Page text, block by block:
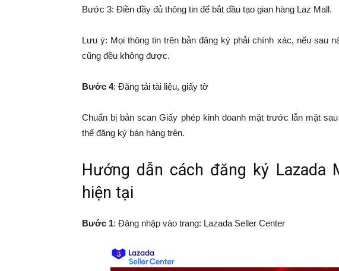
Bước 3: Điền đầy đủ thông tin để bắt đầu tạo gian hàng Laz Mall.
Lưu ý: Mọi thông tin trên bản đăng ký phải chính xác, nếu sau
cũng đều không được.
Bước 4: Đăng tải tài liệu, giấy tờ
Chuẩn bị bản scan Giấy phép kinh doanh mặt trước lẫn mặt
thể đăng ký bán hàng trên.
Hướng dẫn cách đăng ký Lazada
hiện tại
Bước 1: Đăng nhập vào trang: Lazada Seller Center